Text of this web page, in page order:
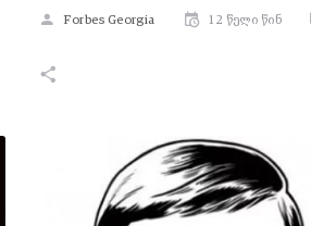
Forbes Georgia 12 წელი წინ